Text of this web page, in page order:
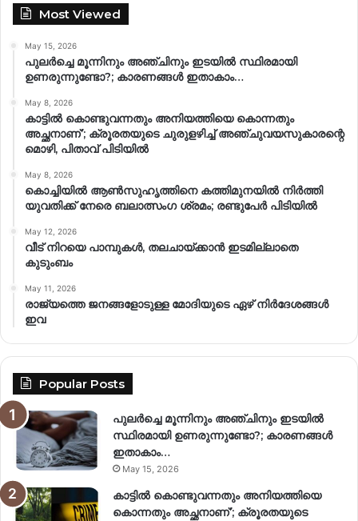
Most Viewed
May 15, 2026
പുലർച്ചെ മൂന്നിനും അഞ്ചിനും ഇടയിൽ സ്ഥിരമായി
ഉണരുന്നുണ്ടോ?; കാരണങ്ങള്‍ ഇതാകാം…
May 8, 2026
കാട്ടിൽ കൊണ്ടുവന്നതും അനിയത്തിയെ കൊന്നതും
അച്ഛനാണ്’; ക്രൂരതയുടെ ചുരുളഴിച്ച് അഞ്ചുവയസുകാരന്റെ
മൊഴി, പിതാവ് പിടിയിൽ
May 8, 2026
കൊച്ചിയിൽ ആൺസുഹൃത്തിനെ കത്തിമുനയിൽ നിർത്തി
യുവതിക്ക് നേരെ ബലാത്സംഗ​ ശ്രമം; രണ്ടുപേർ പിടിയിൽ
May 12, 2026
വീട് നിറയെ പാമ്പുകൾ, തലചായ്ക്കാൻ ഇടമില്ലാതെ
കുടുംബം
May 11, 2026
രാജ്യത്തെ ജനങ്ങളോടുള്ള മോദിയുടെ ഏഴ് നിര്‍ദേശങ്ങള്‍
ഇവ
Popular Posts
പുലർച്ചെ മൂന്നിനും അഞ്ചിനും ഇടയിൽ
സ്ഥിരമായി ഉണരുന്നുണ്ടോ?; കാരണങ്ങള്‍
ഇതാകാം…
May 15, 2026
കാട്ടിൽ കൊണ്ടുവന്നതും അനിയത്തിയെ
കൊന്നതും അച്ഛനാണ്’; ക്രൂരതയുടെ